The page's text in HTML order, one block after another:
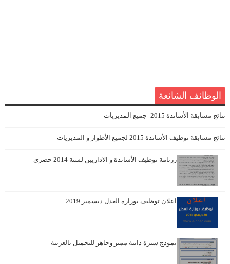
الوظائف الشائعة
نتائج مسابقة الأساتذة 2015- جميع المديريات
نتائج مسابقة توظيف الأساتذة 2015 لجميع الأطوار و المديريات
رزنامة توظيف الأساتذة و الاداريين لسنة 2014 حصري
اعلان توظيف بوزارة العدل ديسمبر 2019
نموذج سيرة ذاتية مميز وجاهز للتحميل بالعربية